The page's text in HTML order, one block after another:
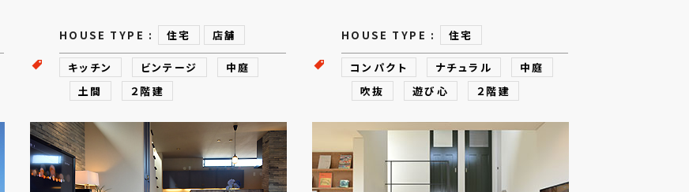
HOUSE TYPE : 住宅 店舗
キッチン ビンテージ
中庭
土間
２階建
HOUSE TYPE : 住宅
コンパクト ナチュラル
中庭
吹抜
遊び心 ２階建